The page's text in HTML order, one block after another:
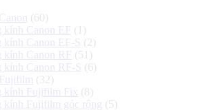
(60)
kính Canon EF
(1)
kính Canon EF-S (2)
kính Canon RF
(51)
kính Canon RF-S (6)
(32)
kính Fujifilm Fix (8)
kính Fujifilm góc rộng (5)